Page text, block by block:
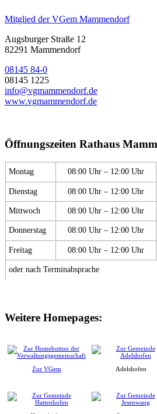
Mitglied der VGem Mammendorf
Augsburger Straße 12
82291 Mammendorf
08145 84-0
08145 1225
info@vgmammendorf.de
www.vgmammendorf.de
Öffnungszeiten Rathaus
Montag 08:00 Uhr – 12:00 Uhr
Dienstag 08:00 Uhr – 12:00 Uhr
Mittwoch 08:00 Uhr – 12:00 Uhr
Donnerstag 08:00 Uhr – 12:00 Uhr
Freitag 08:00 Uhr – 12:00 Uhr
oder nach Terminabsprache
Weitere Homepages:
Zur VGem Adelshofen